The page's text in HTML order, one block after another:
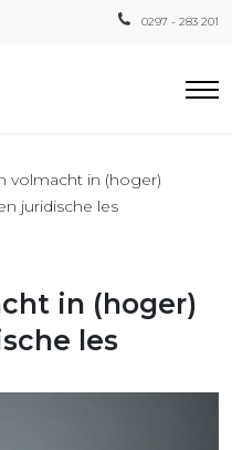
0297 - 283 201
volmacht in (hoger)
juridische les
in (hoger)
les